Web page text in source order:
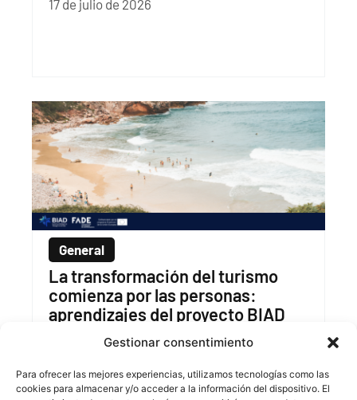
Gestionar consentimiento
Para ofrecer las mejores experiencias, utilizamos tecnologías como las
cookies para almacenar y/o acceder a la información del dispositivo. El
17 de julio de 2026
General
La transformación del turismo
comienza por las personas:
aprendizajes del proyecto BIAD
16 de julio de 2026